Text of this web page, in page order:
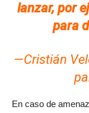
lanzar, por
para
—Cristián
En caso de